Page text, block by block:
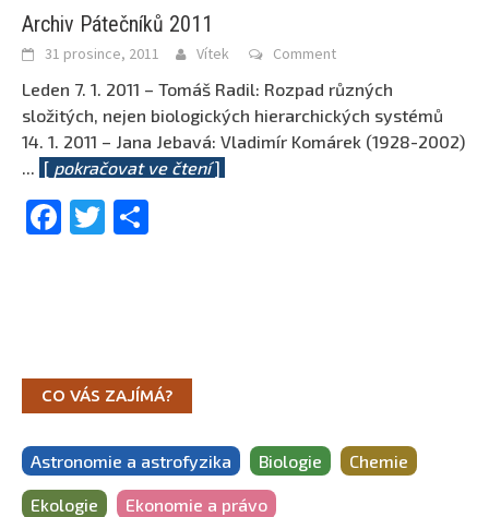
Archiv Pátečníků 2011
31 prosince, 2011 Vítek Comment
Leden 7. 1. 2011 – Tomáš Radil: Rozpad různých
složitých, nejen biologických hierarchických systémů
14. 1. 2011 – Jana Jebavá: Vladimír Komárek (1928-2002)
... [ pokračovat ve čtení]
Facebook
Twitter
CO VÁS ZAJÍMÁ?
Astronomie a astrofyzika Biologie Chemie
Ekologie Ekonomie a právo